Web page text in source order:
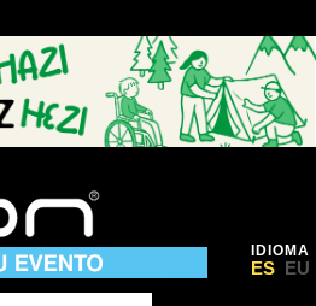
IDIOMA
ES EU